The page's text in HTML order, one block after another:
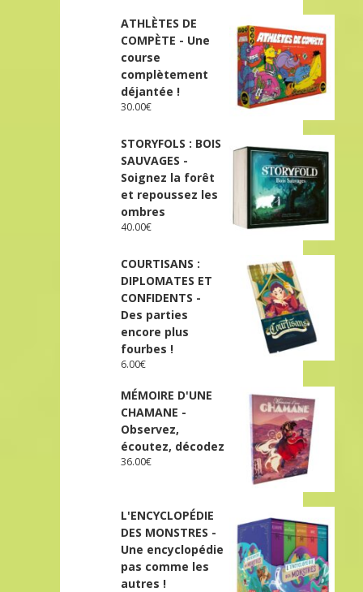
ATHLÈTES DE
COMPÈTE - Une
course
complètement
déjantée !
30.00€
STORYFOLS : BOIS
SAUVAGES -
Soignez la forêt
et repoussez les
ombres
40.00€
COURTISANS :
DIPLOMATES ET
CONFIDENTS -
Des parties
encore plus
fourbes !
6.00€
MÉMOIRE D'UNE
CHAMANE -
Observez,
écoutez, décodez
36.00€
L'ENCYCLOPÉDIE
DES MONSTRES -
Une encyclopédie
pas comme les
autres !